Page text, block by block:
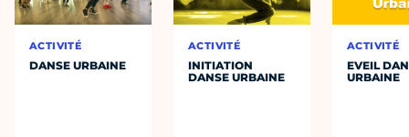
ACTIVITÉ
DANSE URBAINE
ACTIVITÉ
INITIATION
DANSE URBAINE
ACTIVITÉ
EVEIL
URBAINE